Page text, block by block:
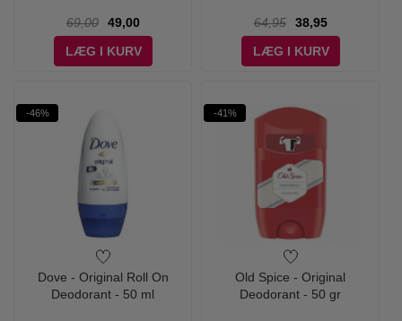
69,00
49,00
LÆG I KURV
64,95
38,95
LÆG I KURV
-46%
Dove - Original Roll On
Deodorant - 50 ml
-41%
Old Spice - Original
Deodorant - 50 gr